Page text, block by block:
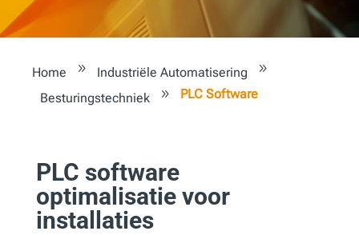
Home 9 Industriële Automatisering 9
Besturingstechniek 9 PLC Software
PLC software
optimalisatie voor
installaties